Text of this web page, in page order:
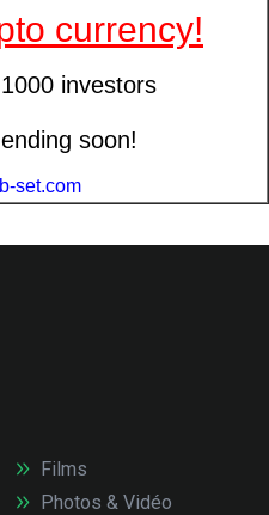
Films
Photos & Vidéo